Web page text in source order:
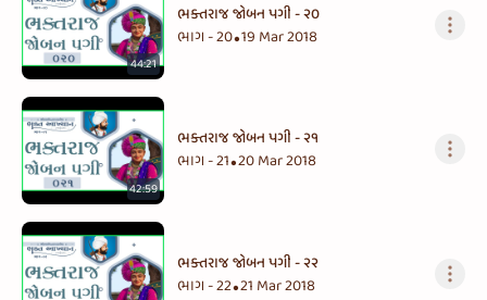
44:21
ભક્તરાજ જોબન પગી - ૨૦
ભાગ - 20•19 Mar 2018
42:59
ભક્તરાજ જોબન પગી - ૨૧
ભાગ - 21•20 Mar 2018
ભક્તરાજ જોબન પગી - ૨૨
ભાગ - 22•21 Mar 2018